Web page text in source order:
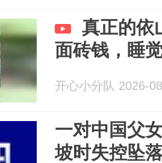
真正的依
面砖钱，睡
开心小分队 2026-
一对中国父
坡时失控坠